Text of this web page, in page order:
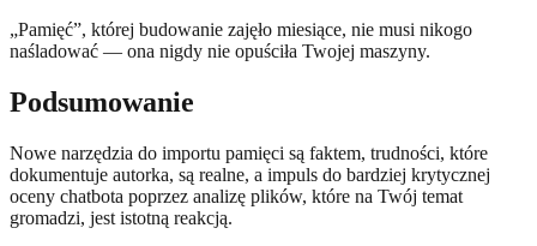
„Pamięć”, której budowanie zajęło miesiące, nie musi nikogo
naśladować — ona nigdy nie opuściła Twojej maszyny.
Podsumowanie
Nowe narzędzia do importu pamięci są faktem, trudności, które
dokumentuje autorka, są realne, a impuls do bardziej krytycznej
oceny chatbota poprzez analizę plików, które na Twój temat
gromadzi, jest istotną reakcją.